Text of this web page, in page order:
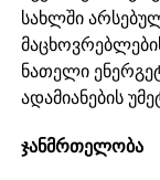
სახლში
ნათელი
ადამიანების
ჯანმრთელობა